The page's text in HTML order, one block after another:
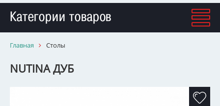
Категории товаров
Главная Столы
NUTINA ДУБ